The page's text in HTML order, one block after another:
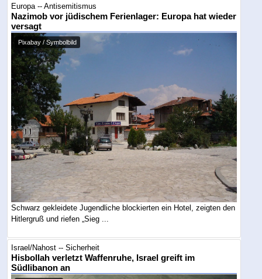
Europa -- Antisemitismus
Nazimob vor jüdischem Ferienlager: Europa hat wieder
versagt
Pixabay / Symbolbild
Schwarz gekleidete Jugendliche blockierten ein Hotel, zeigten den
Hitlergruß und riefen „Sieg ...
Israel/Nahost -- Sicherheit
Hisbollah verletzt Waffenruhe, Israel greift im
Südlibanon an